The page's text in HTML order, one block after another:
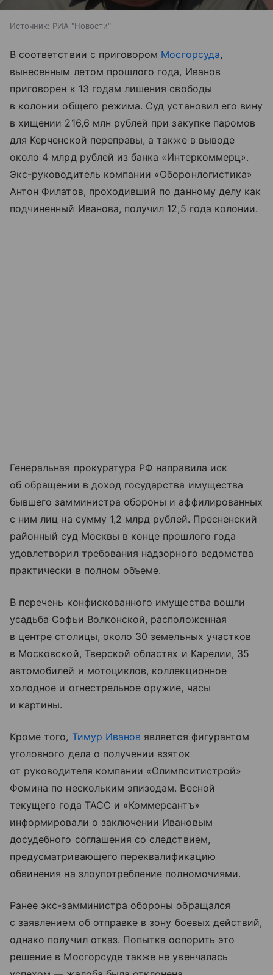
Источник: РИА "Новости"
В соответствии с приговором Мосгорсуда,
вынесенным летом прошлого года, Иванов
приговорен к 13 годам лишения свободы
в колонии общего режима. Суд установил его вину
в хищении 216,6 млн рублей при закупке паромов
для Керченской переправы, а также в выводе
около 4 млрд рублей из банка «Интеркоммерц».
Экс-руководитель компании «Оборонлогистика»
Антон Филатов, проходивший по данному делу как
подчиненный Иванова, получил 12,5 года колонии.
Генеральная прокуратура РФ направила иск
об обращении в доход государства имущества
бывшего замминистра обороны и аффилированных
с ним лиц на сумму 1,2 млрд рублей. Пресненский
районный суд Москвы в конце прошлого года
удовлетворил требования надзорного ведомства
практически в полном объеме.
В перечень конфискованного имущества вошли
усадьба Софьи Волконской, расположенная
в центре столицы, около 30 земельных участков
в Московской, Тверской областях и Карелии, 35
автомобилей и мотоциклов, коллекционное
холодное и огнестрельное оружие, часы
и картины.
Кроме того, Тимур Иванов является фигурантом
уголовного дела о получении взяток
от руководителя компании «Олимпситистрой»
Фомина по нескольким эпизодам. Весной
текущего года ТАСС и «Коммерсантъ»
информировали о заключении Ивановым
досудебного соглашения со следствием,
предусматривающего переквалификацию
обвинения на злоупотребление полномочиями.
Ранее экс-замминистра обороны обращался
с заявлением об отправке в зону боевых действий,
однако получил отказ. Попытка оспорить это
решение в Мосгорсуде также не увенчалась